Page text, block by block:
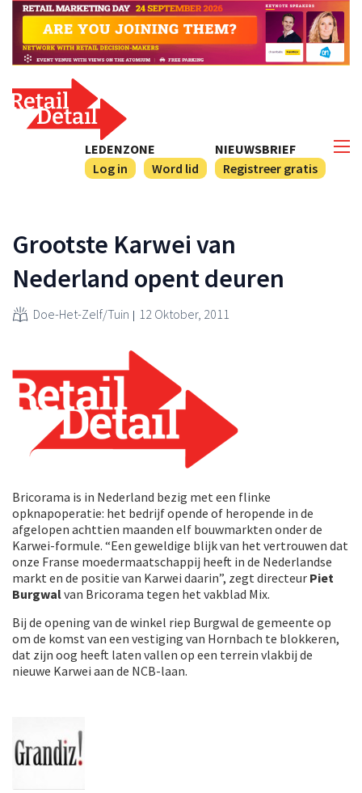
NIEUWSBRIEF
Registreer gratis
LEDENZONE
Log in
Word lid
Grootste Karwei van
Nederland opent deuren
Doe-Het-Zelf/Tuin 12 Oktober, 2011
Bricorama is in Nederland bezig met een flinke
opknapoperatie: het bedrijf opende of heropende in de
afgelopen achttien maanden elf bouwmarkten onder de
Karwei-formule. “Een geweldige blijk van het vertrouwen dat
onze Franse moedermaatschappij heeft in de Nederlandse
markt en de positie van Karwei daarin”, zegt directeur Piet
Burgwalvan Bricorama tegen het vakblad Mix.
Bij de opening van de winkel riep Burgwal de gemeente op
om de komst van een vestiging van Hornbach te blokkeren,
dat zijn oog heeft laten vallen op een terrein vlakbij de
nieuwe Karwei aan de NCB-laan.